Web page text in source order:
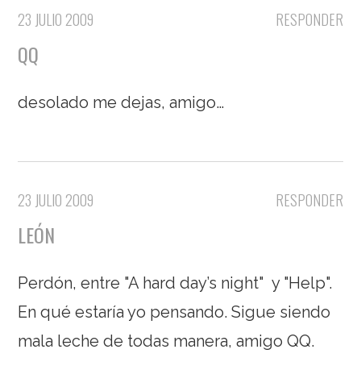
RESPONDER
23 JULIO 2009
QQ
desolado me dejas, amigo…
RESPONDER
23 JULIO 2009
LEÓN
Perdón, entre "A hard day’s night" y "Help".
En qué estaría yo pensando. Sigue siendo
mala leche de todas manera, amigo QQ.